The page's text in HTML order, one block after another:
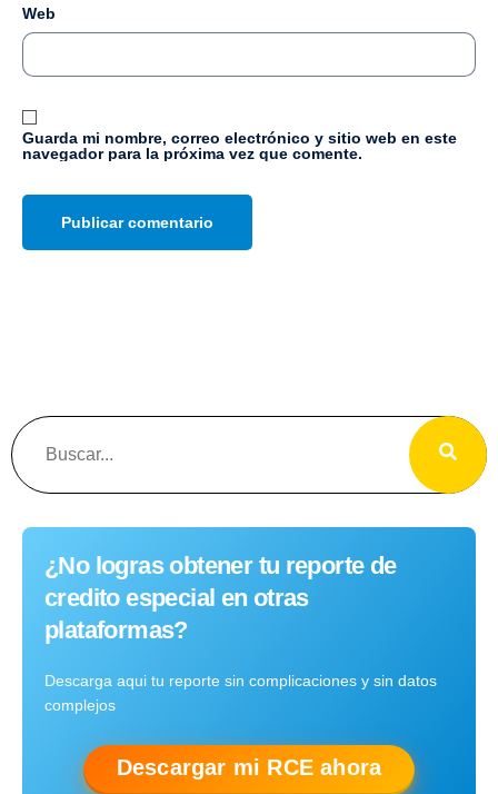
Web
Guarda mi nombre, correo electrónico y sitio web en este
navegador para la próxima vez que comente.
¿No logras obtener tu reporte de
credito especial en otras
plataformas?
Descarga aqui tu reporte sin complicaciones y sin datos
complejos
Descargar mi RCE ahora